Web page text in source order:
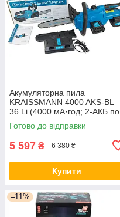
Акумуляторна пила
KRAISSMANN 4000 AKS-BL
36 Li (4000 мА·год; 2-АКБ по
18 В) Німеччина
Готово до відправки
5 597 ₴ 6 380 ₴
Купити
–11%